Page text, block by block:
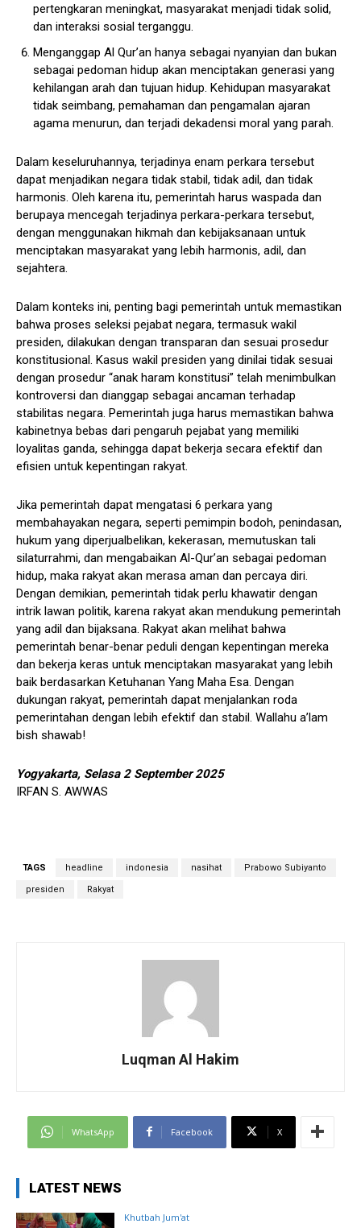
pertengkaran meningkat, masyarakat menjadi tidak solid,
dan interaksi sosial terganggu.
Menganggap Al Qur’an hanya sebagai nyanyian dan bukan
sebagai pedoman hidup akan menciptakan generasi yang
kehilangan arah dan tujuan hidup. Kehidupan masyarakat
tidak seimbang, pemahaman dan pengamalan ajaran
agama menurun, dan terjadi dekadensi moral yang parah.
Dalam keseluruhannya, terjadinya enam perkara tersebut
dapat menjadikan negara tidak stabil, tidak adil, dan tidak
harmonis. Oleh karena itu, pemerintah harus waspada dan
berupaya mencegah terjadinya perkara-perkara tersebut,
dengan menggunakan hikmah dan kebijaksanaan untuk
menciptakan masyarakat yang lebih harmonis, adil, dan
sejahtera.
Dalam konteks ini, penting bagi pemerintah untuk memastikan
bahwa proses seleksi pejabat negara, termasuk wakil
presiden, dilakukan dengan transparan dan sesuai prosedur
konstitusional. Kasus wakil presiden yang dinilai tidak sesuai
dengan prosedur “anak haram konstitusi” telah menimbulkan
kontroversi dan dianggap sebagai ancaman terhadap
stabilitas negara. Pemerintah juga harus memastikan bahwa
kabinetnya bebas dari pengaruh pejabat yang memiliki
loyalitas ganda, sehingga dapat bekerja secara efektif dan
efisien untuk kepentingan rakyat.
Jika pemerintah dapat mengatasi 6 perkara yang
membahayakan negara, seperti pemimpin bodoh, penindasan,
hukum yang diperjualbelikan, kekerasan, memutuskan tali
silaturrahmi, dan mengabaikan Al-Qur’an sebagai pedoman
hidup, maka rakyat akan merasa aman dan percaya diri.
Dengan demikian, pemerintah tidak perlu khawatir dengan
intrik lawan politik, karena rakyat akan mendukung pemerintah
yang adil dan bijaksana. Rakyat akan melihat bahwa
pemerintah benar-benar peduli dengan kepentingan mereka
dan bekerja keras untuk menciptakan masyarakat yang lebih
baik berdasarkan Ketuhanan Yang Maha Esa. Dengan
dukungan rakyat, pemerintah dapat menjalankan roda
pemerintahan dengan lebih efektif dan stabil. Wallahu a’lam
bish shawab!
Yogyakarta, Selasa 2 September 2025
IRFAN S. AWWAS
TAGS headline indonesia nasihat Prabowo Subiyanto
presiden Rakyat
Luqman Al Hakim
WhatsApp Facebook X
LATEST NEWS
Khutbah Jum'at